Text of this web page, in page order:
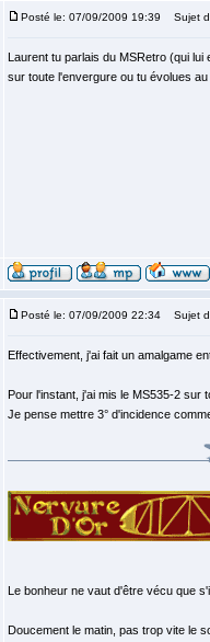
Posté le: 07/09/2009 19:39 Sujet
Laurent tu parlais du MSRetro (qui
sur toute l'envergure ou tu évolues
Posté le: 07/09/2009 22:34 Sujet
Effectivement, j'ai fait un amalgame
Pour l'instant, j'ai mis le MS535-2 sur
Je pense mettre 3° d'incidence
Le bonheur ne vaut d'être vécu que
Doucement le matin, pas trop vite le